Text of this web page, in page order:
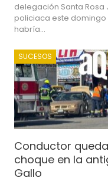
delegación Santa
policiaca este
habría…
SUCESOS
Conductor
choque en la
Gallo